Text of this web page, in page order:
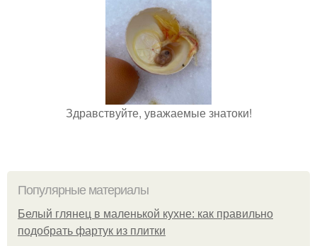
Здравствуйте, уважаемые знатоки!
Популярные материалы
Белый глянец в маленькой кухне: как правильно
подобрать фартук из плитки